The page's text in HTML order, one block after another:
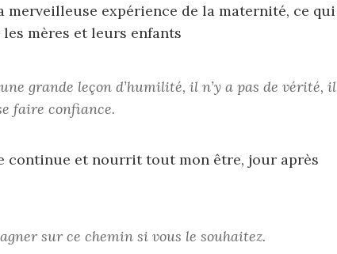
merveilleuse expérience de la maternité, ce qui
les mères et leurs enfants
grande leçon d’humilité, il n’y a pas de vérité, il
faire confiance.
continue et nourrit tout mon être, jour après
sur ce chemin si vous le souhaitez.